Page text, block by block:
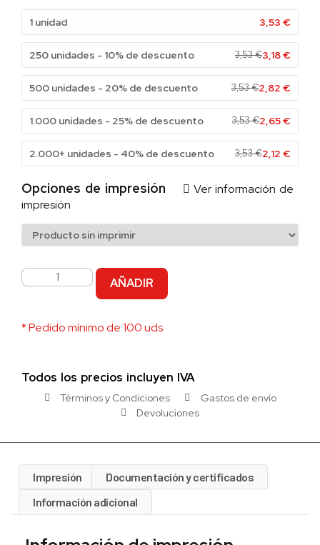
1 unidad 3,53 €
250 unidades - 10% de descuento 3,53€3,18€
500 unidades - 20% de descuento 3,53€2,82 €
1.000 unidades - 25% de descuento 3,53€2,65€
2.000+ unidades - 40% de descuento 3,53€2,12 €
Opciones de impresión
Ver información de
impresión
AÑADIR
* Pedido mínimo de 100 uds
Todos los precios incluyen IVA
Términos y Condiciones
Gastos de envío
Devoluciones
Impresión
Documentación y certificados
Información adicional